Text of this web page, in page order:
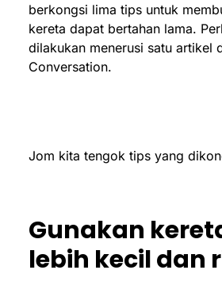
berkongsi lima tips untuk
kereta dapat bertahan lama.
dilakukan menerusi satu artikel
Conversation.
Jom kita tengok tips yang
Gunakan
lebih kecil dan